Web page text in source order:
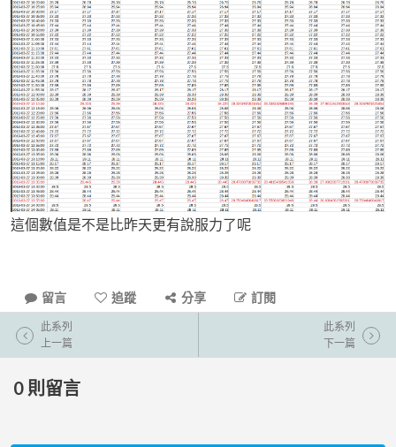
這個數值是不是比昨天更有說服力了呢
留言 追蹤 分享 訂閱
此系列
上一篇
此系列
下一篇
0 則留言